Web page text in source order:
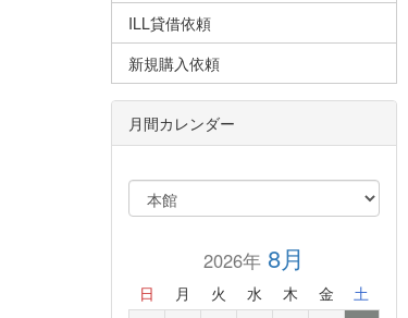
ILL貸借依頼
新規購入依頼
月間カレンダー
2026年8月
日 月 火 水 木 金 土